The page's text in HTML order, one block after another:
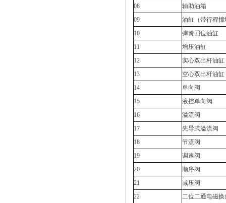
08
辅助油箱
09
油缸（带行程撞
10
弹簧回位油缸
11
增压油缸
12
实心双出杆油缸
13
空心双出杆油缸
14
单向阀
15
液控单向阀
16
溢流阀
17
先导式溢流阀
18
节流阀
19
调速阀
20
顺序阀
21
减压阀
22
二位二通电磁换